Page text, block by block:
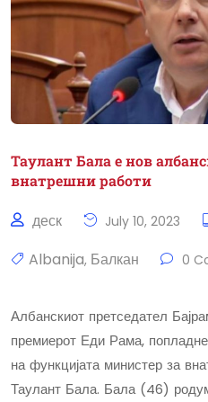
Таулант Бала е нов
внатрешни работи
деск July 10, 2023
Albanija, Балкан 0
Албанскиот претседател
премиерот Еди Рама,
на функцијата министер за
Таулант Бала. Бала (46)